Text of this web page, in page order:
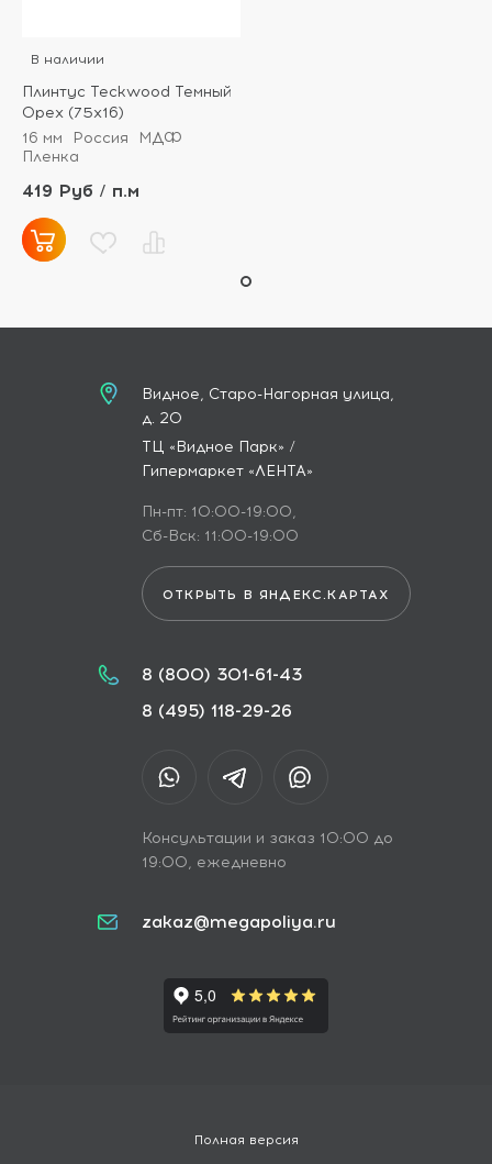
В наличии
Плинтус Teckwood Темный
Орех (75х16)
16 мм
Россия
МДФ
Пленка
419 Руб / п.м
Видное, Старо-Нагорная улица,
д. 20
ТЦ «Видное Парк» /
Гипермаркет «ЛЕНТА»
Пн-пт: 10:00-19:00,
Сб-Вск: 11:00-19:00
ОТКРЫТЬ В ЯНДЕКС.КАРТАХ
8 (800) 301-61-43
8 (495) 118-29-26
Консультации и заказ 10:00 до
19:00, ежедневно
zakaz@megapoliya.ru
Полная версия